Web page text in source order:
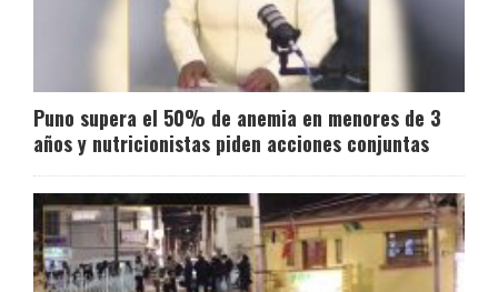
Puno supera el 50% de anemia en menores de 3
años y nutricionistas piden acciones conjuntas